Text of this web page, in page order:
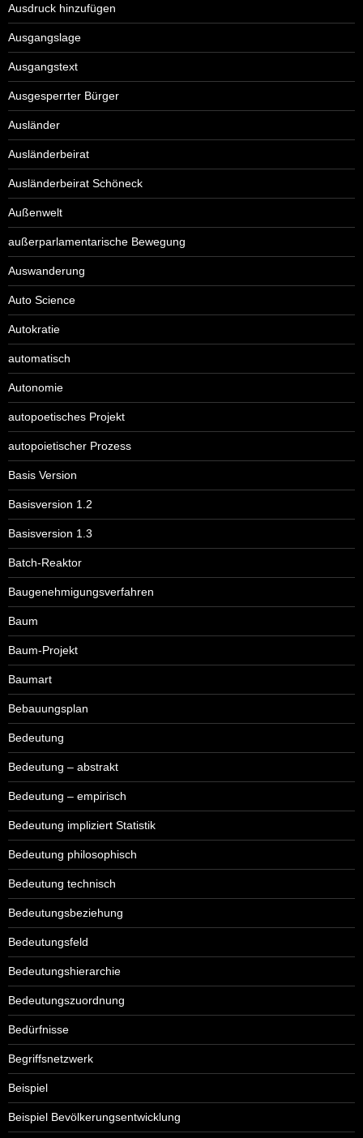
Ausdruck hinzufügen
Ausgangslage
Ausgangstext
Ausgesperrter Bürger
Ausländer
Ausländerbeirat
Ausländerbeirat Schöneck
Außenwelt
außerparlamentarische Bewegung
Auswanderung
Auto Science
Autokratie
automatisch
Autonomie
autopoetisches Projekt
autopoietischer Prozess
Basis Version
Basisversion 1.2
Basisversion 1.3
Batch-Reaktor
Baugenehmigungsverfahren
Baum
Baum-Projekt
Baumart
Bebauungsplan
Bedeutung
Bedeutung – abstrakt
Bedeutung – empirisch
Bedeutung impliziert Statistik
Bedeutung philosophisch
Bedeutung technisch
Bedeutungsbeziehung
Bedeutungsfeld
Bedeutungshierarchie
Bedeutungszuordnung
Bedürfnisse
Begriffsnetzwerk
Beispiel
Beispiel Bevölkerungsentwicklung